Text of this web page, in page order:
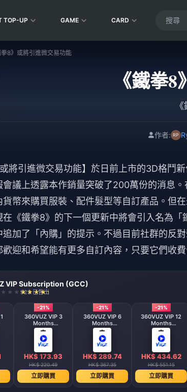
TOP-UP GAME CARD
拳8》或將引進微交易功能
《鐵拳
作者:
或將引進微交易功能】於日前上市的3D格鬥
會議上透露本作銷量突破了200萬份的消息
貨幣來購買服裝、配件髮型等自訂產品。但
《鐵拳8》的下一個更新中將會引入名為
追加了「內購」的提示。不過目前社群的反
迎和希望能有更多自訂內容，只要它們收費
VIP Subscription (GCC)
923 已售出
-21%
360VUZ VIP 3
Months
Subscription
(GCC)
HK$ 173.93
HK$ 220.49
立即購買
-21%
360VUZ VIP 6
Months
Subscription
(GCC)
HK$ 289.74
HK$ 367.35
立即購買
-21%
360VUZ VIP 12
Months
Subscription
(GCC)
HK$ 434.62
HK$ 551.15
立即購買